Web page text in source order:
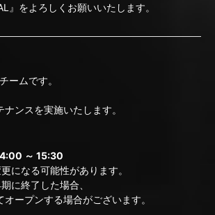
』をよろしくお願いいたします。
ームです。
ンスを実施いたします。
～ 15:30
なる可能性があります。
終了した場合、
プンする場合がございます。